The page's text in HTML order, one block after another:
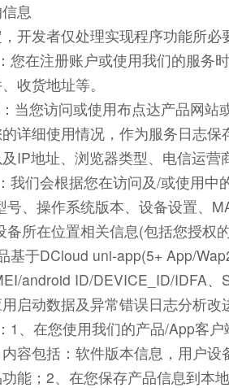
息
开发者仅处理实现程序功能所必
您在注册账户或使用我们的服务
收货地址等。
当您访问或使用布点达产品网站
详细使用情况，作为服务日志
IP地址、浏览器类型、电信运
我们会根据您在访问及/或使用中
号、操作系统版本、设备设置、
备所在位置相关信息(包括您授权
基于DCloud uni-app(5+ App/
android ID/DEVICE_ID/IDFA
启动数据及异常错误日志分析
、 在您使用我们的产品/App客
容包括：软件版本信息，用户
能； 2、 在您保存产品信息到本